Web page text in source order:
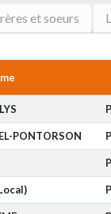
et soeurs
PONTORSON